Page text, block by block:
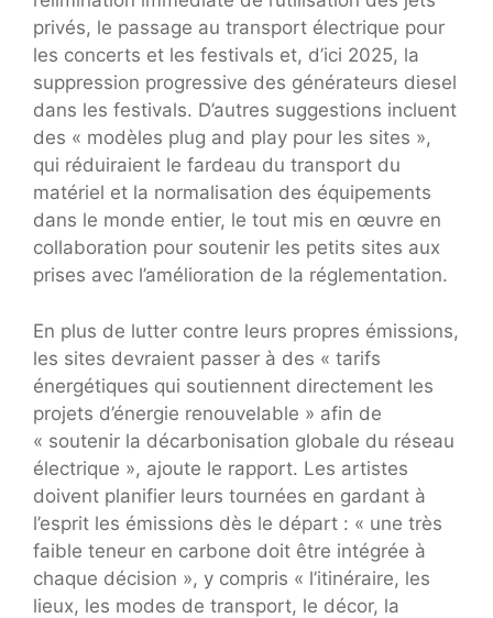
privés, le passage au transport électrique pour
les concerts et les festivals et, d’ici 2025, la
suppression progressive des générateurs diesel
dans les festivals. D’autres suggestions incluent
des « modèles plug and play pour les sites »,
qui réduiraient le fardeau du transport du
matériel et la normalisation des équipements
dans le monde entier, le tout mis en œuvre en
collaboration pour soutenir les petits sites aux
prises avec l’amélioration de la réglementation.
En plus de lutter contre leurs propres émissions,
les sites devraient passer à des « tarifs
énergétiques qui soutiennent directement les
projets d’énergie renouvelable » afin de
« soutenir la décarbonisation globale du réseau
électrique », ajoute le rapport. Les artistes
doivent planifier leurs tournées en gardant à
l’esprit les émissions dès le départ : « une très
faible teneur en carbone doit être intégrée à
chaque décision », y compris « l’itinéraire, les
lieux, les modes de transport, le décor, la